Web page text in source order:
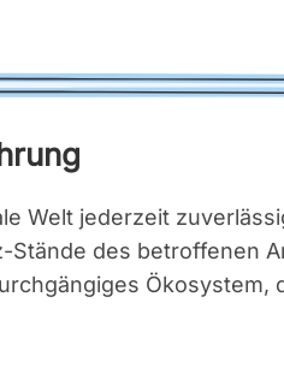
Welt jeder­zeit
des betrof­fe­nen